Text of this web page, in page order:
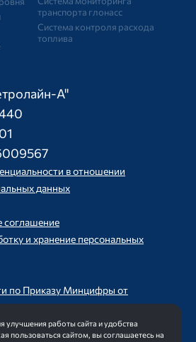
транспорта глонасс
Система контроля расхода
топлива
А"
в отношении
данных
соглашение
и хранение персональных
по Приказу Минцифры от
улучшения работы сайта и удобства
пользоваться сайтом, вы соглашаетесь на